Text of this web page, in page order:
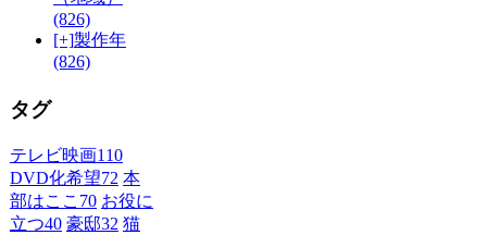
(826)
[+]製作年
(826)
タグ
テレビ映画110
DVD化希望72 本
部はここ 70 お役に
立つ40 豪邸32 猫